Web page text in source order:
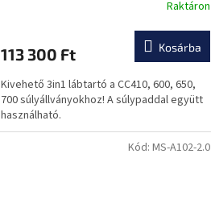
lyukátmérőjű korongokhoz
Raktáron
113 300 Ft Kosárba
Kivehető 3in1 lábtartó a CC410, 600, 650,
700 súlyállványokhoz! A súlypaddal együtt
használható.
Kód: MS-A102-2.0